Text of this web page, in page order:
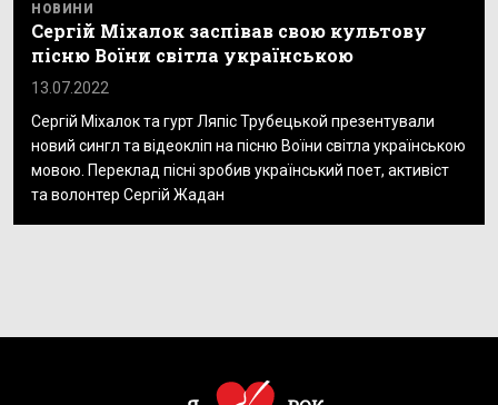
НОВИНИ
Сергій Міхалок заспівав свою культову
пісню Воїни світла українською
13.07.2022
Сергій Міхалок та гурт Ляпіс Трубецькой презентували
новий сингл та відеокліп на пісню Воїни світла українською
мовою. Переклад пісні зробив український поет, активіст
та волонтер Сергій Жадан